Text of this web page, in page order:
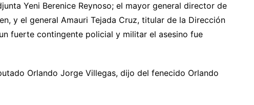
Yeni Berenice Reynoso; el mayor general director de
y el general Amauri Tejada Cruz, titular de la Dirección
fuerte contingente policial y militar el asesino fue
Orlando Jorge Villegas, dijo del fenecido Orlando